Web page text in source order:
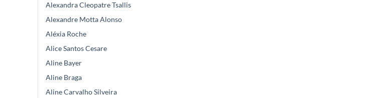
Alexandra Cleopatre Tsallis
Alexandre Motta Alonso
Aléxia Roche
Alice Santos Cesare
Aline Bayer
Aline Braga
Aline Carvalho Silveira